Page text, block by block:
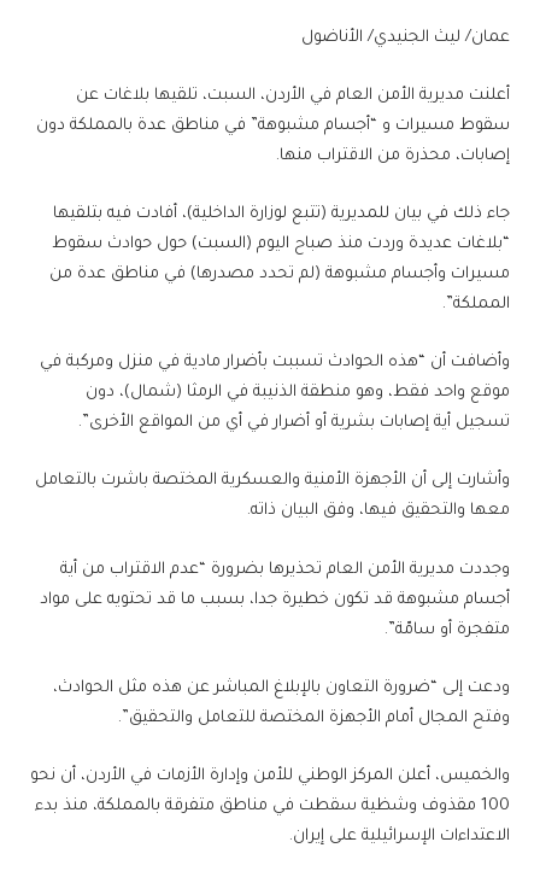
عمان/ ليث الجنيدي/ الأناضول
أعلنت مديرية الأمن العام في الأردن، السبت، تلقيها بلاغات عن
سقوط مسيرات و “أجسام مشبوهة” في مناطق عدة بالمملكة دون
إصابات، محذرة من الاقتراب منها.
جاء ذلك في بيان للمديرية (تتبع لوزارة الداخلية)، أفادت فيه بتلقيها
“بلاغات عديدة وردت منذ صباح اليوم (السبت) حول حوادث سقوط
مسيرات وأجسام مشبوهة (لم تحدد مصدرها) في مناطق عدة من
المملكة”.
وأضافت أن “هذه الحوادث تسببت بأضرار مادية في منزل ومركبة في
موقع واحد فقط، وهو منطقة الذنيبة في الرمثا (شمال)، دون
تسجيل أية إصابات بشرية أو أضرار في أي من المواقع الأخرى”.
وأشارت إلى أن الأجهزة الأمنية والعسكرية المختصة باشرت بالتعامل
معها والتحقيق فيها، وفق البيان ذاته.
وجددت مديرية الأمن العام تحذيرها بضرورة “عدم الاقتراب من أية
أجسام مشبوهة قد تكون خطيرة جدا، بسبب ما قد تحتويه على مواد
متفجرة أو سامّة”.
ودعت إلى “ضرورة التعاون بالإبلاغ المباشر عن هذه مثل الحوادث،
وفتح المجال أمام الأجهزة المختصة للتعامل والتحقيق”.
والخميس، أعلن المركز الوطني للأمن وإدارة الأزمات في الأردن، أن نحو
100 مقذوف وشظية سقطت في مناطق متفرقة بالمملكة، منذ بدء
الاعتداءات الإسرائيلية على إيران.